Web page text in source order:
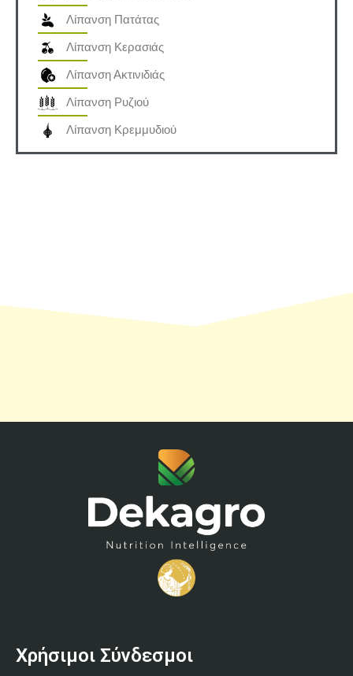
Λίπανση Πατάτας
Λίπανση Κερασιάς
Λίπανση Ακτινιδιάς
Λίπανση Ρυζιού
Λίπανση Κρεμμυδιού
Χρήσιμοι Σύνδεσμοι